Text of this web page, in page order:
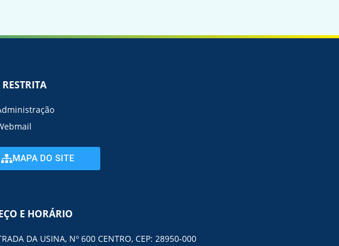
MAPA DO SITE
E HORÁRIO
DA USINA, Nº 600 CENTRO, CEP: 28950-000